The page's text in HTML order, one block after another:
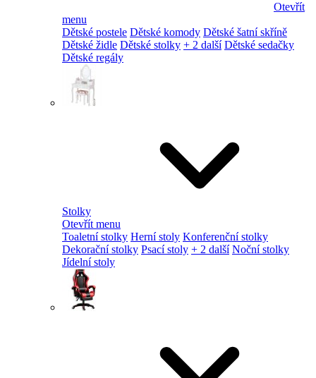
Otevřít
menu
Dětské postele Dětské komody Dětské šatní skříně
Dětské židle Dětské stolky + 2 další Dětské sedačky
Dětské regály
Stolky
Otevřít menu
Toaletní stolky Herní stoly Konferenční stolky
Dekorační stolky Psací stoly + 2 další Noční stolky
Jídelní stoly